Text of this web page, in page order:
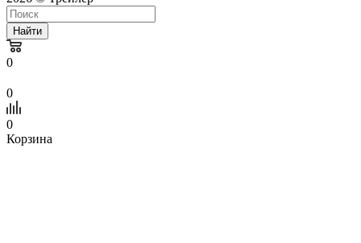
Найти
0
0
0
Корзина